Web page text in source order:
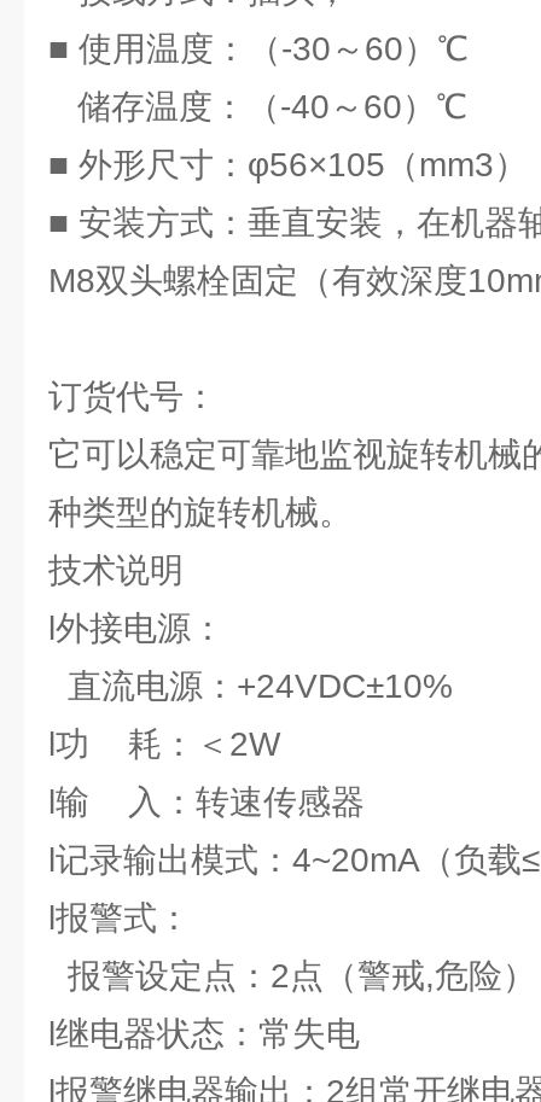
■ 使用温度：（-30～60）℃
储存温度：（-40～60）℃
■ 外形尺寸：φ56×105（mm3）
■ 安装方式：垂直安装，在机器
M8双头螺栓固定（有效深度
订货代号：
它可以稳定可靠地监视旋转机械
种类型的旋转机械。
技术说明
l外接电源：
直流电源：+24VDC±10%
l功 耗：＜2W
l输 入：转速传感器
l记录输出模式：4~20mA（负
l报警式：
报警设定点：2点（警戒,危险）
l继电器状态：常失电
l报警继电器输出：2组常开继电